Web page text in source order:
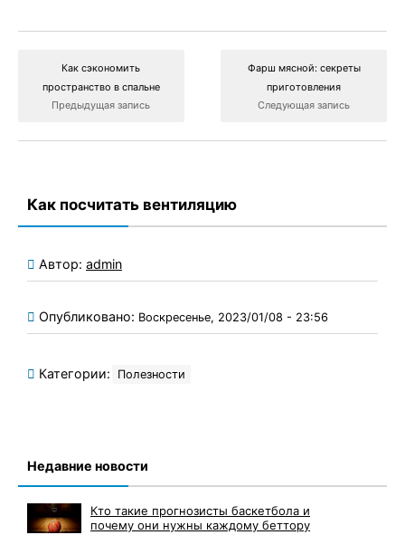
Как сэкономить
пространство в спальне
Предыдущая запись
Фарш мясной: секреты
приготовления
Следующая запись
Как посчитать вентиляцию
Автор: admin
Опубликовано: Воскресенье, 2023/01/08 - 23:56
Категории: Полезности
Недавние новости
Кто такие прогнозисты баскетбола и
почему они нужны каждому беттору